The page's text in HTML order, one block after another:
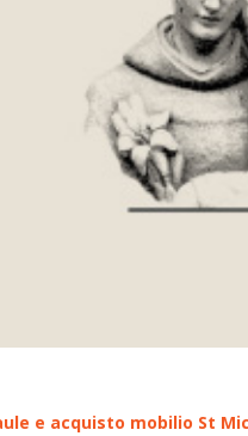
e acquisto mobilio St